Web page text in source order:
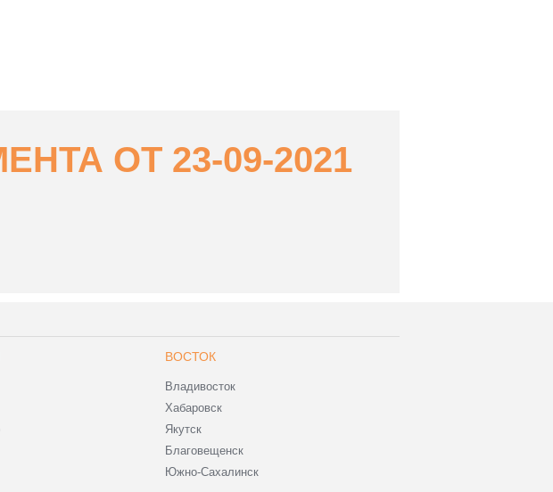
ОТ 23-09-2021
ВОСТОК
Владивосток
Хабаровск
Якутск
Благовещенск
Южно-Сахалинск